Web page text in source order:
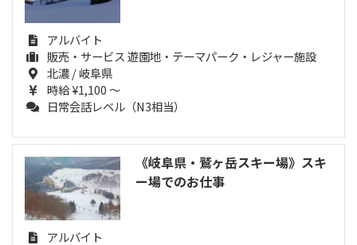
アルバイト
販売・サービス 遊園地・テーマパーク・レジャー施設
北濃 / 岐阜県
時給 ¥1,100 ～
日常会話レベル（N3相当）
《岐阜県・鷲ヶ岳スキー場》スキ
ー場でのお仕事
アルバイト